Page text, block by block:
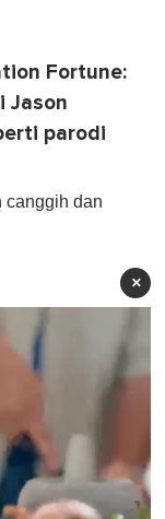
Fortune:
Jason
parodi
canggih dan
×